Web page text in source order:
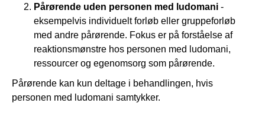
Pårørende uden personen med ludomani -
eksempelvis individuelt forløb eller gruppeforløb
med andre pårørende. Fokus er på forståelse af
reaktionsmønstre hos personen med ludomani,
ressourcer og egenomsorg som pårørende.
Pårørende kan kun deltage i behandlingen, hvis
personen med ludomani samtykker.